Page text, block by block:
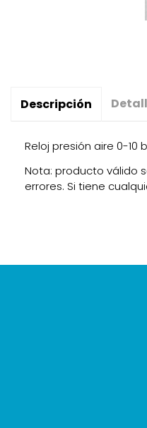
Descripción
Reloj presión aire 0-10
Nota: producto válido
errores. Si tiene